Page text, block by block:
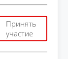
Принять
участие